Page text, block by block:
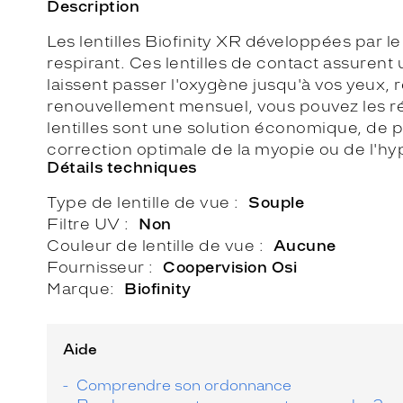
Description
Les lentilles Biofinity XR développées par
respirant. Ces lentilles de contact
laissent passer l'oxygène jusqu'à vos
renouvellement mensuel, vous pouvez les
lentilles sont une solution économique, de
correction optimale de la myopie ou de
Détails techniques
Type de lentille de vue
Souple
Filtre UV
Non
Couleur de lentille de vue
Aucune
Fournisseur
Coopervision Osi
Marque
Biofinity
Aide
Comprendre son ordonnance